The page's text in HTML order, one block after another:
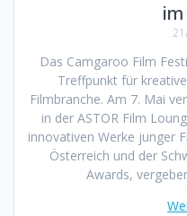
Das Camgaroo Film
Treffpunkt für
Filmbranche. Am 7. Mai
in der ASTOR Film
innovativen Werke junger
Österreich und der
Awards,